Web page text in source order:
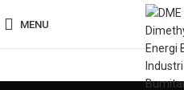
MENU